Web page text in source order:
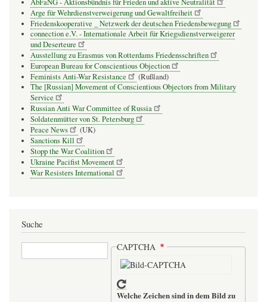
AbFaNG - Aktionsbündnis für Frieden und aktive Neutralität
Arge für Wehrdienstverweigerung und Gewaltfreiheit
Friedenskooperative _ Netzwerk der deutschen Friedensbewegung
connection e.V. - Inter­na­tio­nale Arbeit für Kriegs­dienst­ver­wei­gerer
und Deser­teure
Ausstellung zu Erasmus von Rotterdams Friedensschriften
European Bureau for Conscientious Objection
Feminists Anti-War Resistance
(Rußland)
The [Russian] Movement of Conscientious Objectors from Military
Service
Russian Anti War Committee of Russia
Soldatenmütter von St. Petersburg
Peace News
(UK)
Sanctions Kill
Stopp the War Coalition
Ukraine Pacifist Movement
War Resisters International
Suche
Suche CAPTCHA
Welche Zeichen sind in dem Bild zu